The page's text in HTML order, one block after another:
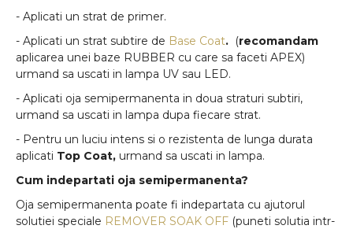
- Aplicati un strat de primer.
- Aplicati un strat subtire de Base Coat. (recomandam
aplicarea unei baze RUBBER cu care sa faceti APEX)
urmand sa uscati in lampa UV sau LED.
- Aplicati oja semipermanenta in doua straturi subtiri,
urmand sa uscati in lampa dupa fiecare strat.
- Pentru un luciu intens si o rezistenta de lunga durata
aplicati Top Coat, urmand sa uscati in lampa.
Cum indepartati oja semipermanenta?
Oja semipermanenta poate fi indepartata cu ajutorul
solutiei speciale REMOVER SOAK OFF (puneti solutia intr-